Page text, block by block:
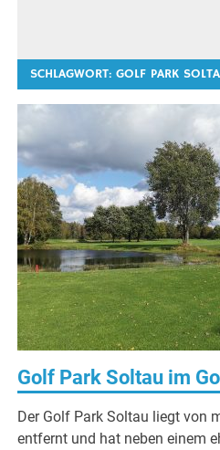
SCHLAGWORT:GOLF PARK
Golf Park Soltau im
Der Golf Park Soltau liegt von
entfernt und hat neben einem